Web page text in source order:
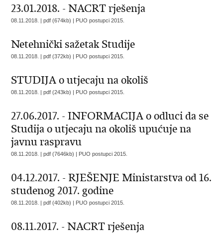
23.01.2018. - NACRT rješenja
08.11.2018. | pdf (674kb) | PUO postupci 2015.
Netehnički sažetak Studije
08.11.2018. | pdf (372kb) | PUO postupci 2015.
STUDIJA o utjecaju na okoliš
08.11.2018. | pdf (243kb) | PUO postupci 2015.
27.06.2017. - INFORMACIJA o odluci da se
Studija o utjecaju na okoliš upućuje na
javnu raspravu
08.11.2018. | pdf (7646kb) | PUO postupci 2015.
04.12.2017. - RJEŠENJE Ministarstva od 16.
studenog 2017. godine
08.11.2018. | pdf (402kb) | PUO postupci 2015.
08.11.2017. - NACRT rješenja